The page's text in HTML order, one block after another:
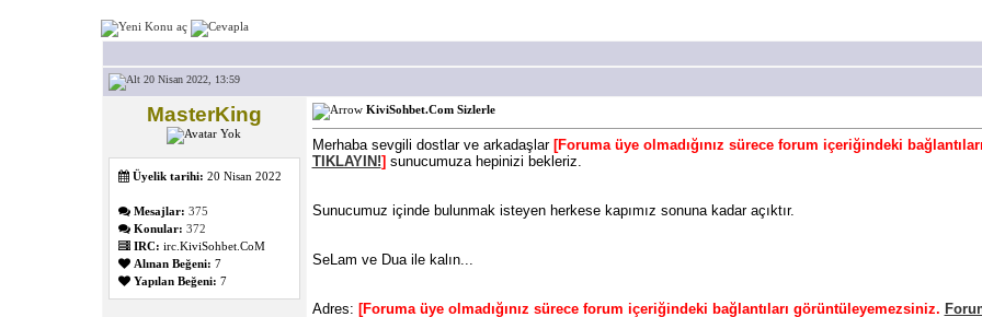
20 Nisan 2022, 13:59
MasterKing
Üyelik tarihi: 20 Nisan 2022
Mesajlar: 375
Konular: 372
IRC: irc.KiviSohbet.CoM
Alınan Beğeni: 7
Yapılan Beğeni: 7
KiviSohbet.Com Sizlerle
Merhaba sevgili dostlar ve arkadaşlar [Foruma üye olmadığınız sürece forum içeriğindeki
TIKLAYIN!]sunucumuza hepinizi bekleriz.
Sunucumuz içinde bulunmak isteyen herkese kapımız sonuna kadar açıktır.
SeLam ve Dua ile kalın...
Adres: [Foruma üye olmadığınız sürece forum içeriğindeki bağlantıları görüntüleyemezsiniz.